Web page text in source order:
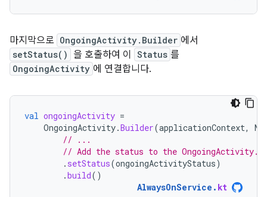
마지막으로 OngoingActivity.Builder 에서
setStatus() 을 호출하여 이 Status 를
OngoingActivity 에 연결합니다.
val ongoingActivity =
OngoingActivity.Builder(applicationContext,
// ...
// Add the status to the OngoingActivity.
. setStatus(ongoingActivityStatus)
.build()
AlwaysOnService . kt